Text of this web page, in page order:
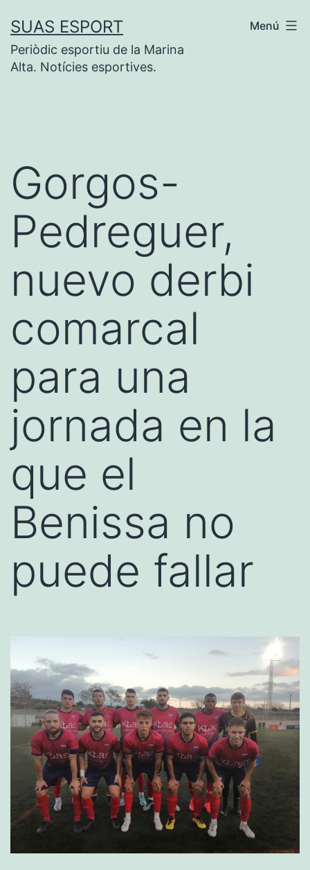
contenido
SUAS ESPORT
Periòdic esportiu de la Marina
Alta. Notícies esportives.
Menú
Gorgos-
Pedreguer,
nuevo derbi
comarcal
para una
jornada en la
que el
Benissa no
puede fallar